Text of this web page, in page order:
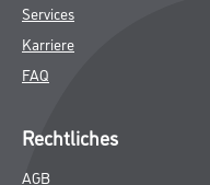
Services
Karriere
FAQ
Rechtliches
AGB